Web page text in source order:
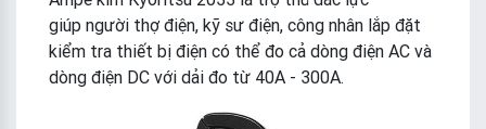
giúp người thợ điện, kỹ sư điện, công nhân lắp đặt
kiểm tra thiết bị điện có thể đo cả dòng điện AC và
dòng điện DC với dải đo từ 40A - 300A.